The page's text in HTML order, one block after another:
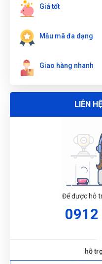
VÒNG MIỆNG 13MM
Giá tốt
Mẫu mã đa dạng
Giao hàng nhanh
LIÊN
Để được hỗ
0912
hỗ